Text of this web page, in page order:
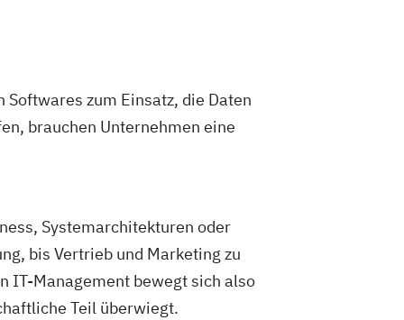
zum Einsatz, die Daten
brauchen Unternehmen eine
Systemarchitekturen oder
bis Vertrieb und Marketing zu
IT-Management bewegt sich also
Teil überwiegt.